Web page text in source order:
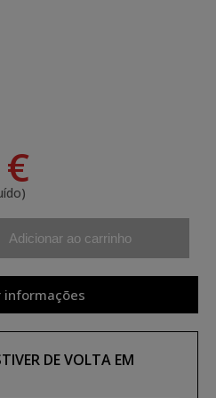
Adicionar ao carrinho
informações
DE VOLTA EM